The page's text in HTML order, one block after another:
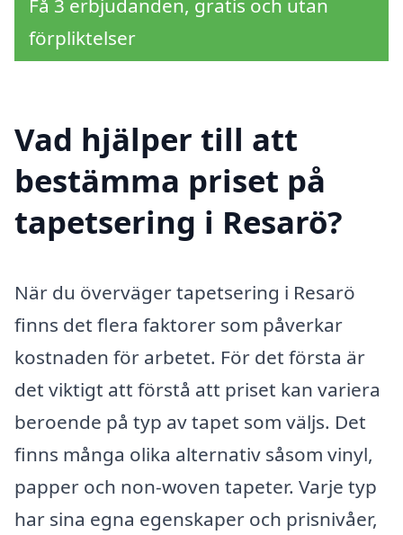
förpliktelser
Vad hjälper till att
bestämma priset på
tapetsering i Resarö?
När du överväger tapetsering i Resarö
finns det flera faktorer som påverkar
kostnaden för arbetet. För det första är
det viktigt att förstå att priset kan variera
beroende på typ av tapet som väljs. Det
finns många olika alternativ såsom vinyl,
papper och non-woven tapeter. Varje typ
har sina egna egenskaper och prisnivåer,